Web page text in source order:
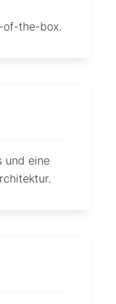
of-the-box.
und eine